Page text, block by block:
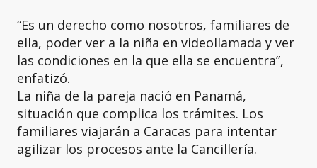
“Es un derecho como nosotros, familiares de
ella, poder ver a la niña en videollamada y ver
las condiciones en la que ella se encuentra”,
enfatizó.
La niña de la pareja nació en Panamá,
situación que complica los trámites. Los
familiares viajarán a Caracas para intentar
agilizar los procesos ante la Cancillería.